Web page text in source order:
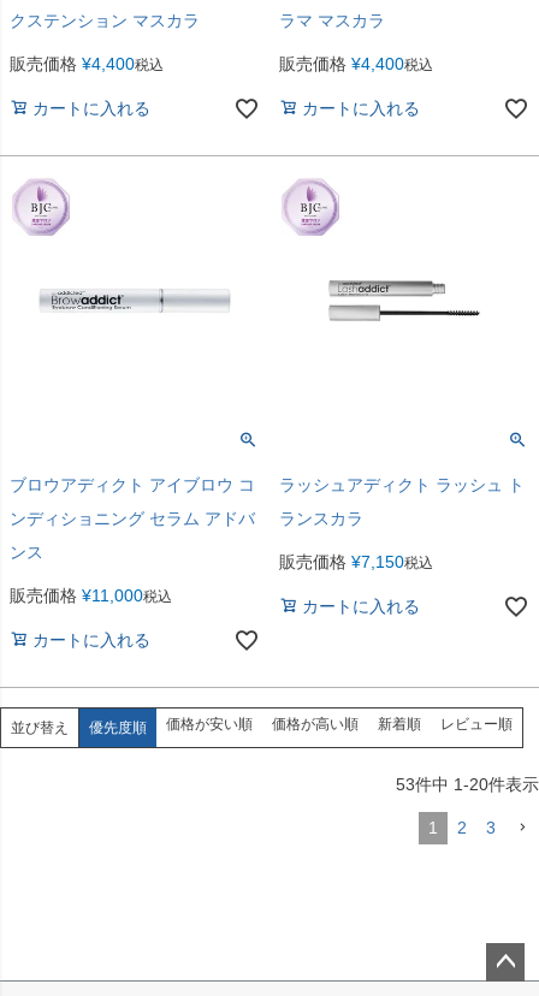
クステンション マスカラ
販売価格 ¥4,400税込
カートに入れる
ラマ マスカラ
販売価格 ¥4,400税込
カートに入れる
ブロウアディクト アイブロウ コ
ンディショニング セラム アドバ
ンス
販売価格 ¥11,000税込
カートに入れる
ラッシュアディクト ラッシュ ト
ランスカラ
販売価格 ¥7,150税込
カートに入れる
並び替え 優先度順 価格が安い順 価格が高い順 新着順 レビュー順
53件中 1-20件表示
1 2 3